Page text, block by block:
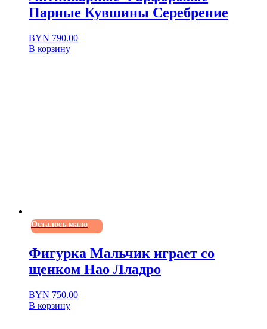
Парные Кувшины Серебрение
BYN 790.00
В корзину
Осталось мало
Фигурка Мальчик играет со
щенком Нао Лладро
BYN 750.00
В корзину